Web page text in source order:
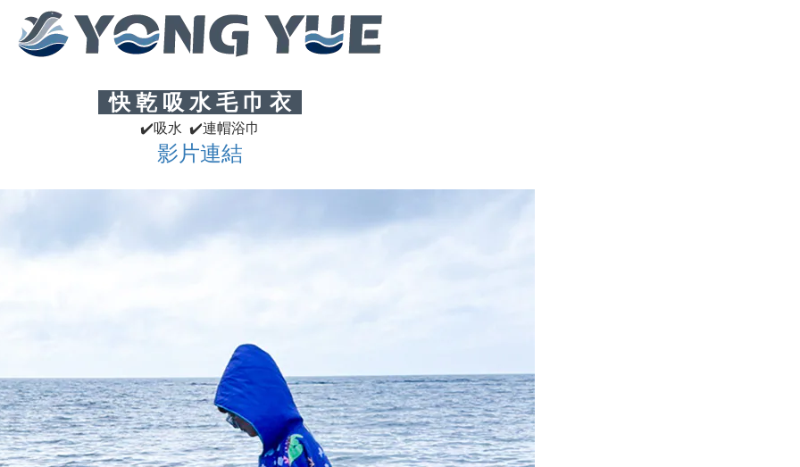
快 乾 吸 水 毛 巾 衣
✔️吸水 ✔️連帽浴巾
影片連結